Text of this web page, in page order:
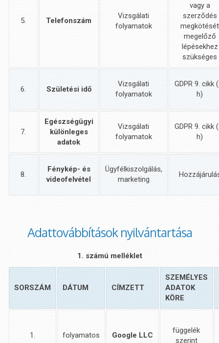
5. Telefonszám
Vizsgálati
folyamatok
vagy a
szerződés
megkötését
megelőző
lépésekhez
szükséges
6. Születési idő
Vizsgálati
folyamatok
GDPR 9. cikk
h)
7.
Egészségügyi
különleges
adatok
Vizsgálati
folyamatok
GDPR 9. cikk
h)
8.
Fénykép- és
videofelvétel
Ügyfélkiszolgálás,
marketing
Adattovábbítások nyilvántartása
1. számú melléklet
SORSZÁM DÁTUM CÍMZETT
SZEMÉLYES
ADATOK
KÖRE
1. folyamatos Google LLC
függelék
szerint